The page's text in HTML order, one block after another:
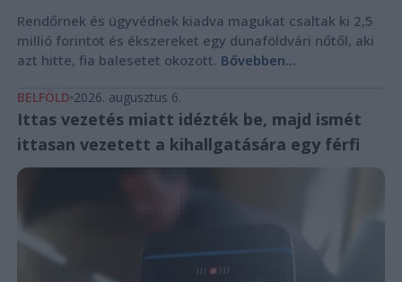
Rendőrnek és ügyvédnek kiadva magukat csaltak ki 2,5
millió forintot és ékszereket egy dunaföldvári nőtől, aki
azt hitte, fia balesetet okozott. Bővebben...
BELFÖLD 2026. augusztus 6.
Ittas vezetés miatt idézték be, majd ismét
ittasan vezetett a kihallgatására egy férfi